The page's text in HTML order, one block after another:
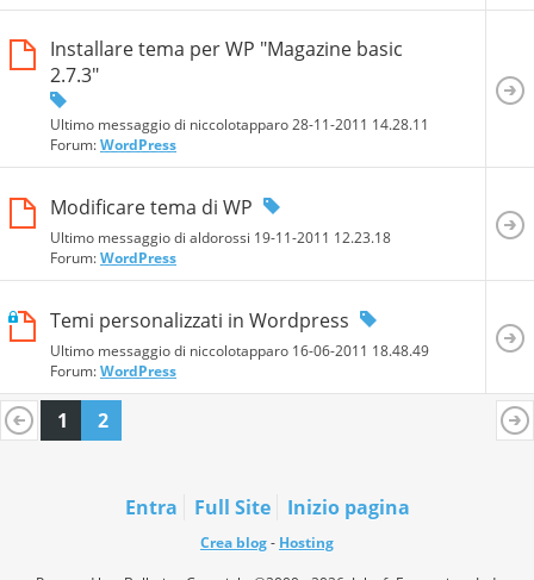
Installare tema per WP "Magazine basic
2.7.3"
Ultimo messaggio di niccolotapparo 28-11-2011 14.28.11
Forum:WordPress
Modificare tema di WP
Ultimo messaggio di aldorossi 19-11-2011 12.23.18
Forum:WordPress
Temi personalizzati in Wordpress
Ultimo messaggio di niccolotapparo 16-06-2011 18.48.49
Forum:WordPress
1 2
Entra Full Site Inizio pagina
Crea blog- Hosting